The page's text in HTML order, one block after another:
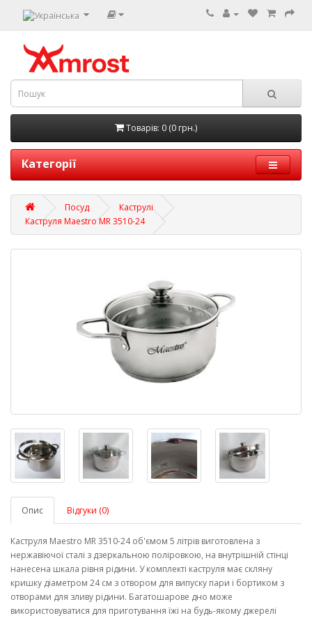
Товарів: 0 (0 грн.)
Категорії
Посуд
Каструлі
Каструля Maestro MR 3510-24
Опис Відгуки (0)
Каструля Maestro MR 3510-24 об'ємом 5 літрів виготовлена ​​з
нержавіючої сталі з дзеркальною поліровкою, на внутрішній стінці
нанесена шкала рівня рідини. У комплекті каструля має скляну
кришку діаметром 24 см з отвором для випуску пари і бортиком з
отворами для зливу рідини. Багатошарове дно може
використовуватися для приготування їжі на будь-якому джерелі